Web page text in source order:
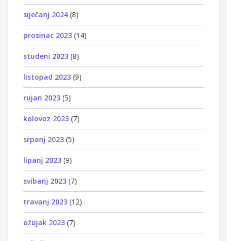
siječanj 2024 (8)
prosinac 2023 (14)
studeni 2023 (8)
listopad 2023 (9)
rujan 2023 (5)
kolovoz 2023 (7)
srpanj 2023 (5)
lipanj 2023 (9)
svibanj 2023 (7)
travanj 2023 (12)
ožujak 2023 (7)